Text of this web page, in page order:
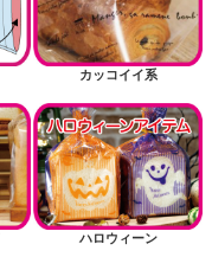
カッコイイ系
ハロウィーン